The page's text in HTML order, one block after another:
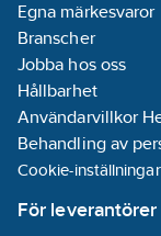
Egna märkesvaror
Branscher
Jobba hos oss
Hållbarhet
Användarvillkor
Behandling av
Cookie-inställningar
För leverantörer